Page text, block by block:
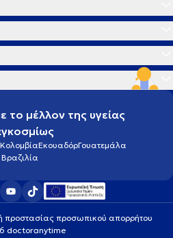
μέλλον της υγείας
ΚολομβίαΕκουαδόρΓουατεμάλα
Βραζιλία
προστασίας προσωπικού απορρήτου
doctoranytime